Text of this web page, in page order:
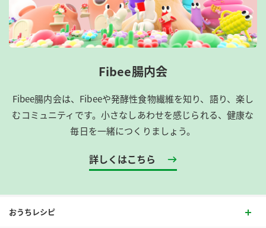
Fibee腸内会
Fibee腸内会は、​Fibeeや発酵性食物繊維を知り、語り、楽し
むコミュニティです。​小さなしあわせを感じられる、健康な
毎日を一緒につくりましょう。
詳しくはこちら
おうちレシピ